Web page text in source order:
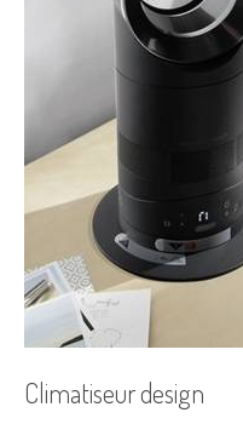
Climatiseur design